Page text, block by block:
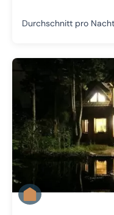
Durchschnitt pro